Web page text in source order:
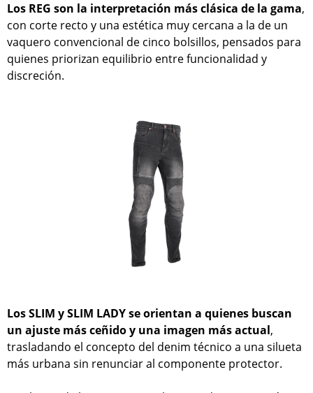
Los REG son la interpretación más clásica de la gama,
con corte recto y una estética muy cercana a la de un
vaquero convencional de cinco bolsillos, pensados para
quienes priorizan equilibrio entre funcionalidad y
discreción.
Los SLIM y SLIM LADY se orientan a quienes buscan
un ajuste más ceñido y una imagen más actual,
trasladando el concepto del denim técnico a una silueta
más urbana sin renunciar al componente protector.